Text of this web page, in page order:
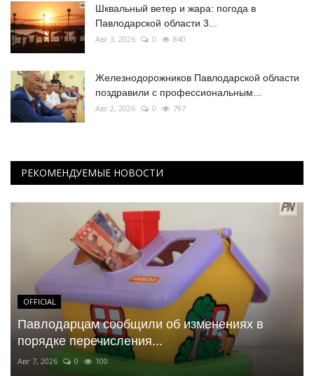
Шквальный ветер и жара: погода в
Павлодарской области 3...
Авг 3, 2026 0 840
Железнодорожников Павлодарской области
поздравили с профессиональным...
Авг 2, 2026 0 797
РЕКОМЕНДУЕМЫЕ НОВОСТИ
OFFICIAL
Павлодарцам сообщили об изменениях в
порядке перечисления...
Авг 7, 2026 0 100